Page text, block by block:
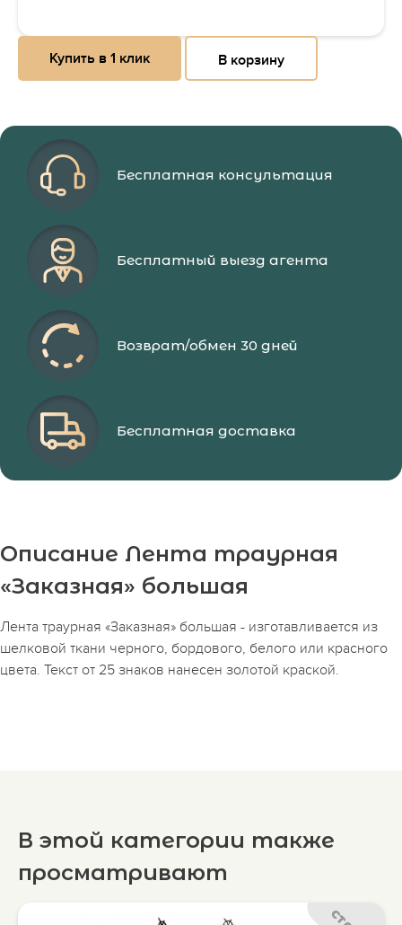
Купить в 1 клик В корзину
Бесплатная консультация
Бесплатный выезд агента
Возврат/обмен 30 дней
Бесплатная доставка
Описание Лента траурная
«Заказная» большая
Лента траурная «Заказная» большая - изготавливается из
шелковой ткани черного, бордового, белого или красного
цвета. Текст от 25 знаков нанесен золотой краской.
В этой категории также
просматривают